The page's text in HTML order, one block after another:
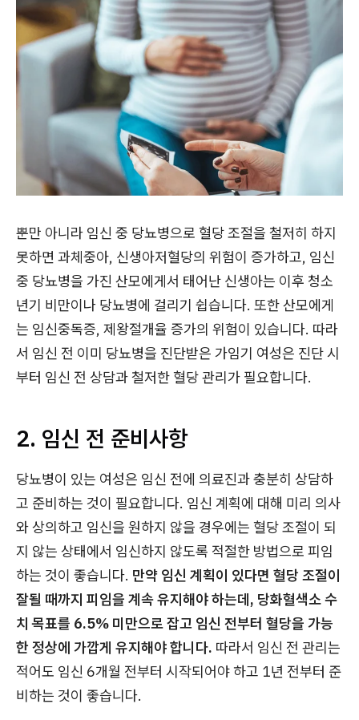
뿐만 아니라 임신 중 당뇨병으로 혈당 조절을 철저히 하지
못하면 과체중아, 신생아저혈당의 위험이 증가하고, 임신
중 당뇨병을 가진 산모에게서 태어난 신생아는 이후 청소
년기 비만이나 당뇨병에 걸리기 쉽습니다. 또한 산모에게
는 임신중독증, 제왕절개율 증가의 위험이 있습니다. 따라
서 임신 전 이미 당뇨병을 진단받은 가임기 여성은 진단 시
부터 임신 전 상담과 철저한 혈당 관리가 필요합니다.
2. 임신 전 준비사항
당뇨병이 있는 여성은 임신 전에 의료진과 충분히 상담하
고 준비하는 것이 필요합니다. 임신 계획에 대해 미리 의사
와 상의하고 임신을 원하지 않을 경우에는 혈당 조절이 되
지 않는 상태에서 임신하지 않도록 적절한 방법으로 피임
하는 것이 좋습니다. 만약 임신 계획이 있다면 혈당 조절이
잘될 때까지 피임을 계속 유지해야 하는데, 당화혈색소 수
치 목표를 6.5% 미만으로 잡고 임신 전부터 혈당을 가능
한 정상에 가깝게 유지해야 합니다. 따라서 임신 전 관리는
적어도 임신 6개월 전부터 시작되어야 하고 1년 전부터 준
비하는 것이 좋습니다.